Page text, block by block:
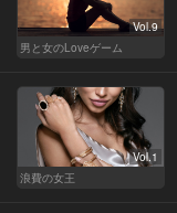
Vol.9
男と女のLoveゲーム
Vol.1
浪費の女王